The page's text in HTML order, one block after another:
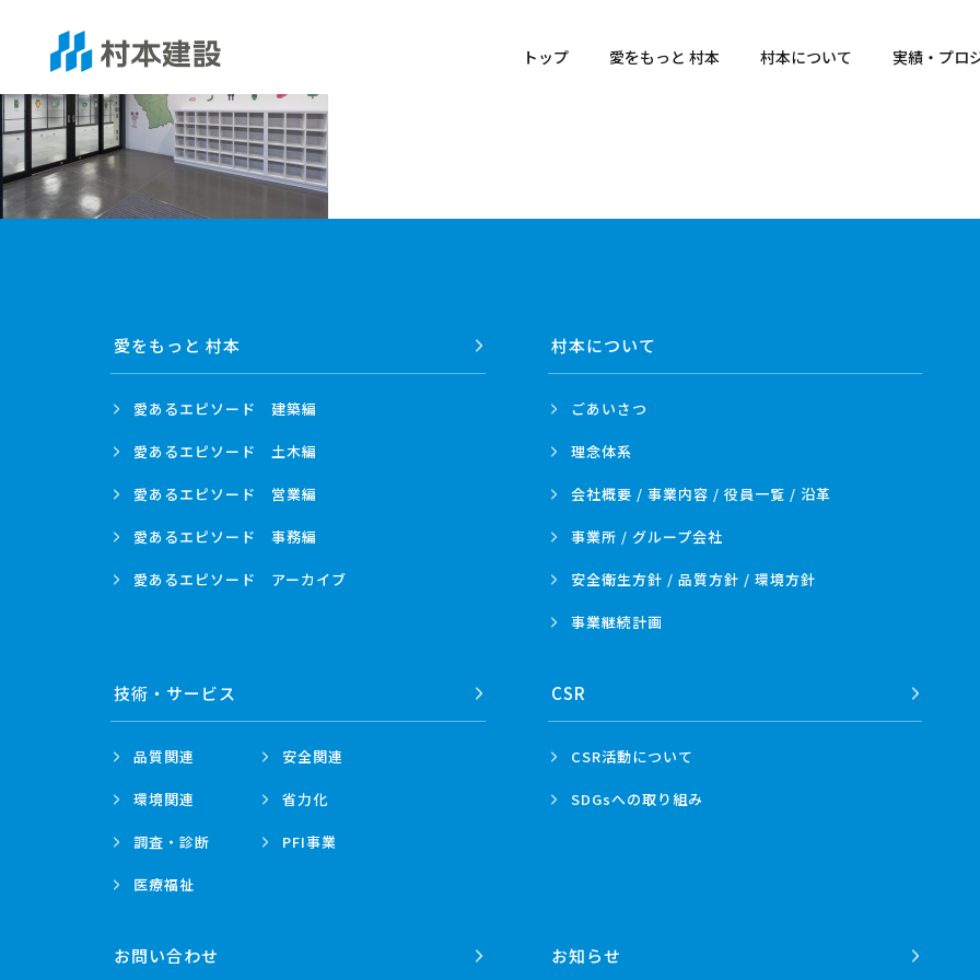
トップ 愛をもっと 村本 村本について 実績・プロ
愛をもっと 村本
愛あるエピソード 建築編
愛あるエピソード 土木編
愛あるエピソード 営業編
愛あるエピソード 事務編
愛あるエピソード アーカイブ
村本について
ごあいさつ
理念体系
会社概要 / 事業内容 / 役員一覧 / 沿革
事業所 / グループ会社
安全衛生方針 / 品質方針 / 環境方針
事業継続計画
技術・ サービス
品質関連 安全関連
環境関連 省力化
調査・診断 PFI事業
医療福祉
CSR
CSR活動について
SDGsへの取り組み
お問い合わせ お知らせ